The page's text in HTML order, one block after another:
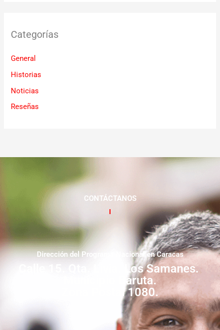
Categorías
General
Historias
Noticias
Reseñas
CONTÁCTANOS
Dirección del Programa Nacional en Caracas
Calle 15. Qta. Livia. Los Samanes.
Municipio Baruta.
Zona Postal 1080.